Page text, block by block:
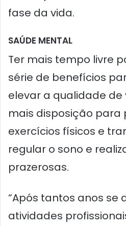
fase da vida.
SAÚDE MENTAL
Ter mais tempo livre
série de benefícios
elevar a qualidade de
mais disposição para
exercícios físicos e
regular o sono e
prazerosas.
“Após tantos anos se
atividades